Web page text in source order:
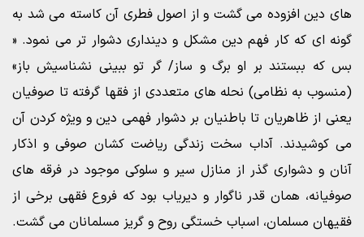
های دین افزوده می گشت و از اصول فطری آن کاسته می شد به
گونه ای که کار فهم دین مشکل و دینداری دشوار تر می نمود. «
بس که ببستند بر او برگ و ساز/ گر تو ببینی نشناسیش باز»
(منسوب به نظامی) نحله های متعددی از فقها گرفته تا صوفیان
یعنی از ظاهریان تا باطنیان بر دشوار فهمی دین و ویژه کردن آن
می کوشیدند. آداب سخت زندگی ریاضت کشان صوفی و اذکار
آنان و دشواری گذر از منازل سیر و سلوکی موجود در فرقه های
صوفیانه، همان قدر ناگوار و دیریاب بود که فروع فقهی برخی از
فقیهان مسلمان، اسباب خستگی روح و گریز مسلمانان می گشت.